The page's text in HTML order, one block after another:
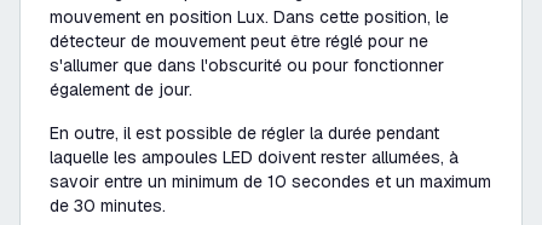
mouvement en position Lux. Dans cette position, le
détecteur de mouvement peut être réglé pour ne
s'allumer que dans l'obscurité ou pour fonctionner
également de jour.
En outre, il est possible de régler la durée pendant
laquelle les ampoules LED doivent rester allumées, à
savoir entre un minimum de 10 secondes et un maximum
de 30 minutes.